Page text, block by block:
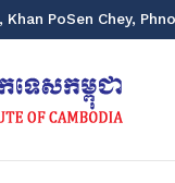
PoSen Chey,
NPIC